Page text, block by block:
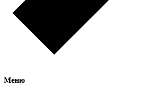
Меню